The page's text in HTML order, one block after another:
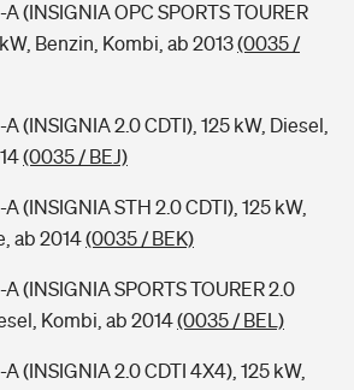
(INSIGNIA OPC SPORTS TOURER
Benzin, Kombi, ab 2013(0035 /
(INSIGNIA 2.0 CDTI), 125 kW, Diesel,
(0035 / BEJ)
(INSIGNIA STH 2.0 CDTI), 125 kW,
ab 2014(0035 / BEK)
(INSIGNIA SPORTS TOURER 2.0
Kombi, ab 2014(0035 / BEL)
(INSIGNIA 2.0 CDTI 4X4), 125 kW,